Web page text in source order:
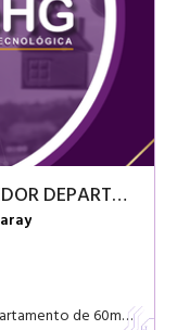
OFRECE A LA VENTA UN ACOGEDOR DEPARTAMENTO AYACUCHO
SE OFRECE A LA VENTA. un acogedor departamento de 60m2 ubicado en el quinto piso del condominio PIOMAX, en la tranquila zona residencial de Andrés Avelino Cáceres, Ayacucho. La conveniente ubicación d